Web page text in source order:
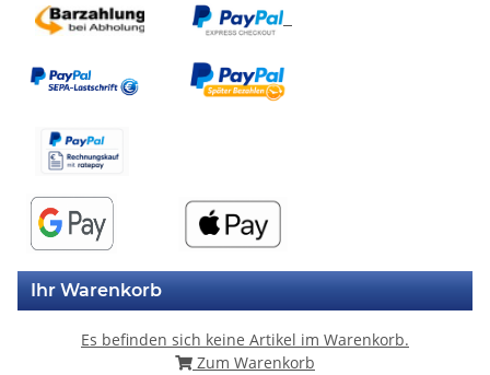
Ihr Warenkorb
Es befinden sich keine Artikel im Warenkorb.
Zum Warenkorb